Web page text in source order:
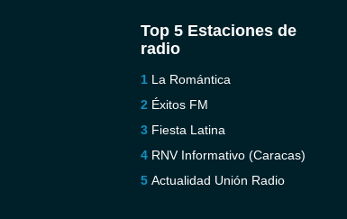
Top 5 Estaciones de
radio
La Romántica
Éxitos FM
Fiesta Latina
RNV Informativo (Caracas)
Actualidad Unión Radio